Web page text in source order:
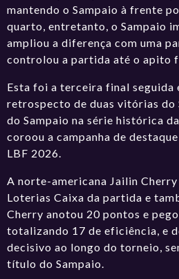
mantendo o Sampaio à frente
quarto, entretanto, o Sampaio
ampliou a diferença com uma
controlou a partida até o apito
Esta foi a terceira final seguida
retrospecto de duas vitórias do
do Sampaio na série histórica
coroou a campanha de
LBF 2026.
A norte-americana Jailin
Loterias Caixa da partida e
Cherry anotou 20 pontos e
totalizando 17 de eficiência, e
decisivo ao longo do torneio,
título do Sampaio.